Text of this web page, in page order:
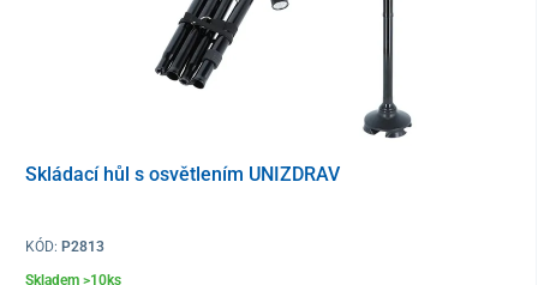
Skládací hůl s osvětlením UNIZDRAV
KÓD: P2813
Skladem >10ks